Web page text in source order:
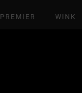
PREMIER WINK